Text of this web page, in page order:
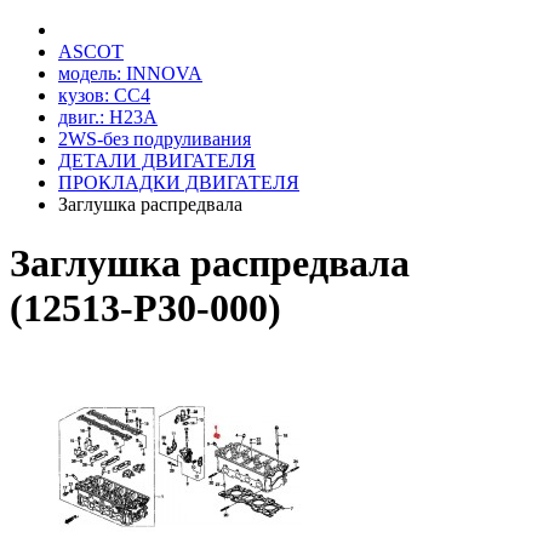
ASCOT
модель: INNOVA
кузов: CC4
двиг.: H23A
2WS-без подруливания
ДЕТАЛИ ДВИГАТЕЛЯ
ПРОКЛАДКИ ДВИГАТЕЛЯ
Заглушка распредвала
Заглушка распредвала
(12513-P30-000)